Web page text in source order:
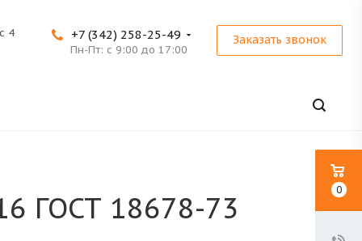
+7 (342) 258-25-49
Пн-Пт: с 9:00 до 17:00
Заказать звонок
4
ГОСТ 18678-73
0